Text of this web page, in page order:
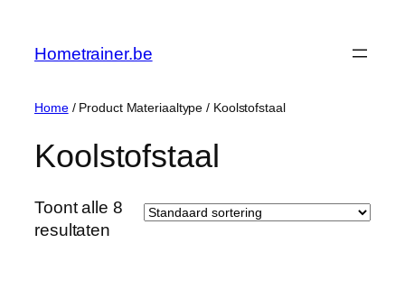
Hometrainer.be
Home/ Product Materiaaltype / ‎Koolstofstaal
‎Koolstofstaal
Toont alle 8
resultaten